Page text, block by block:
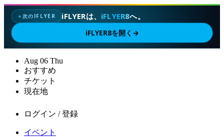
✦次のIFLYER iFLYERは、 iFLYER8へ。
iFLYER8を開く →
Aug 06 Thu
おすすめ
チケット
現在地
ログイン / 登録
イベント